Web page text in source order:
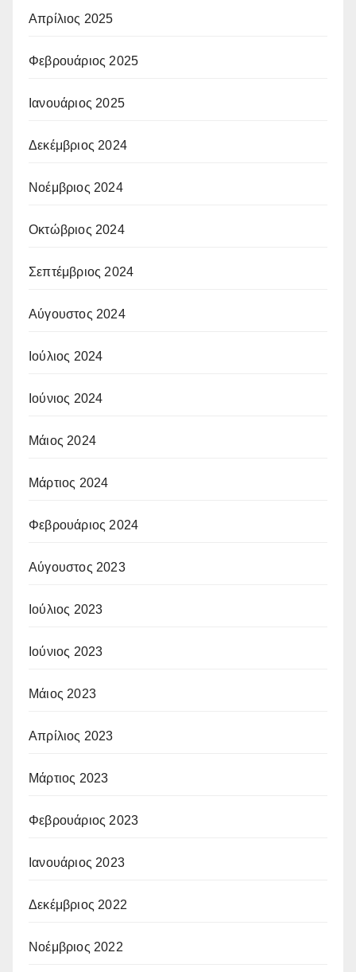
Απρίλιος 2025
Φεβρουάριος 2025
Ιανουάριος 2025
Δεκέμβριος 2024
Νοέμβριος 2024
Οκτώβριος 2024
Σεπτέμβριος 2024
Αύγουστος 2024
Ιούλιος 2024
Ιούνιος 2024
Μάιος 2024
Μάρτιος 2024
Φεβρουάριος 2024
Αύγουστος 2023
Ιούλιος 2023
Ιούνιος 2023
Μάιος 2023
Απρίλιος 2023
Μάρτιος 2023
Φεβρουάριος 2023
Ιανουάριος 2023
Δεκέμβριος 2022
Νοέμβριος 2022